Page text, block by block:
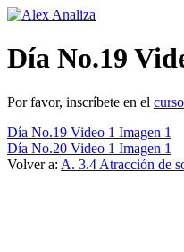
Ir
contenido
Día No.19
Por favor, inscríbete en el curso
Día No.19 Video 1 Imagen 1
Día No.20 Video 1 Imagen 1
Volver a: A. 3.4 Atracción de